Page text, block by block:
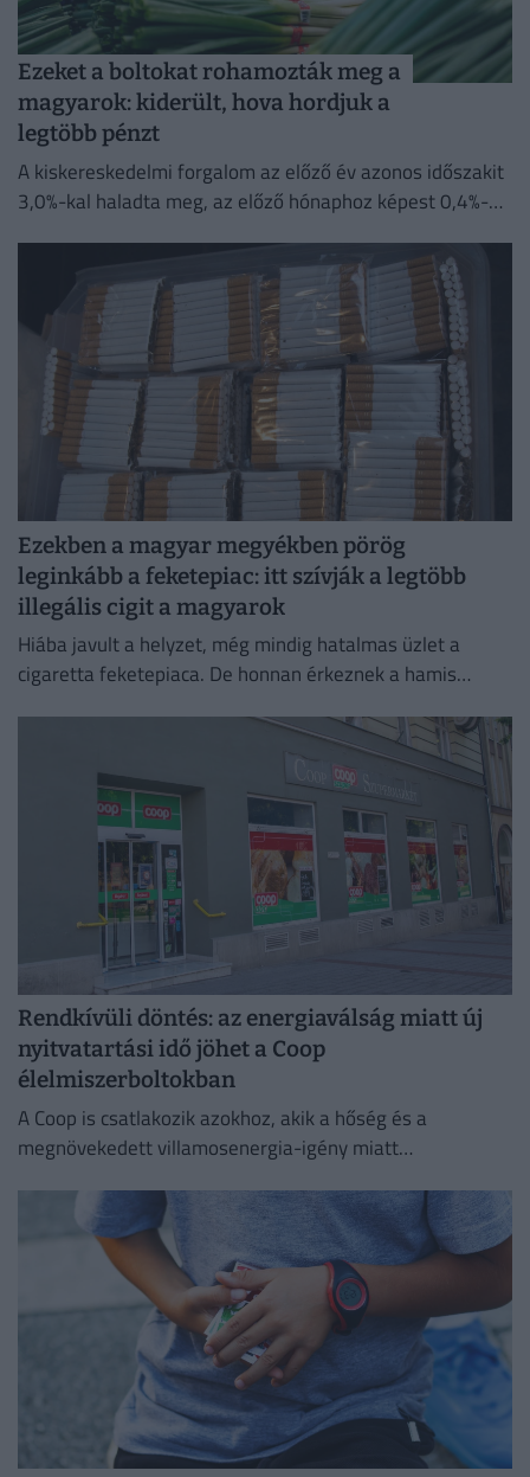
Ezeket a boltokat rohamozták meg a
magyarok: kiderült, hova hordjuk a
legtöbb pénzt
A kiskereskedelmi forgalom az előző év azonos időszakit
3,0%-kal haladta meg, az előző hónaphoz képest 0,4%-
Ezekben a magyar megyékben pörög
leginkább a feketepiac: itt szívják a legtöbb
illegális cigit a magyarok
Hiába javult a helyzet, még mindig hatalmas üzlet a
cigaretta feketepiaca. De honnan érkeznek a hamis
Rendkívüli döntés: az energiaválság miatt új
nyitvatartási idő jöhet a Coop
élelmiszerboltokban
A Coop is csatlakozik azokhoz, akik a hőség és a
megnövekedett villamosenergia-igény miatt